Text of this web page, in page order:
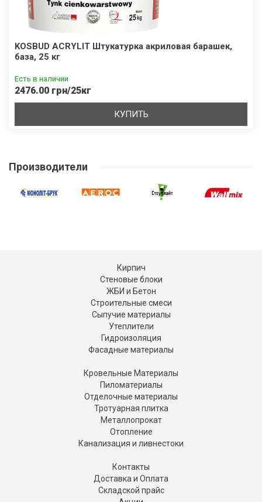
KOSBUD ACRYLIT Штукатурка акриловая барашек,
база, 25 кг
Есть в наличии
2476.00 грн/25кг
КУПИТЬ
Производители
Кирпич
Стеновые блоки
ЖБИ и Бетон
Строительные смеси
Сыпучие материалы
Утеплители
Гидроизоляция
Фасадные материалы
Кровельные Материалы
Пиломатериалы
Отделочные материалы
Тротуарная плитка
Металлопрокат
Отопление
Канализация и ливнестоки
Контакты
Доставка и Оплата
Складской прайс